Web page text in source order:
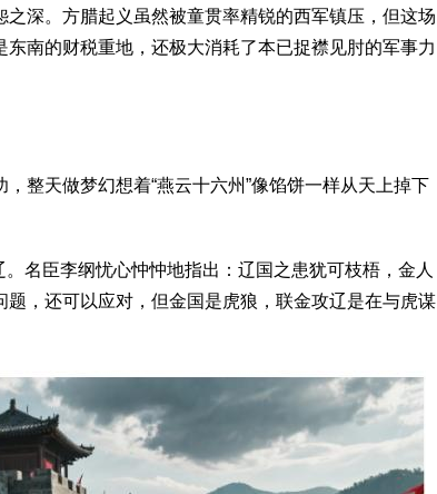
深。方腊起义虽然被童贯率精锐的西军镇压，但这场
南的财税重地，还极大消耗了本已捉襟见肘的军事力
整天做梦幻想着“燕云十六州”像馅饼一样从天上掉下
名臣李纲忧心忡忡地指出：辽国之患犹可枝梧，金人
，还可以应对，但金国是虎狼，联金攻辽是在与虎谋